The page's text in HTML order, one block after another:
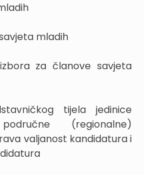
mladih
za članove savjeta
tijela jedinice
(regionalne)
valjanost kandidatura i